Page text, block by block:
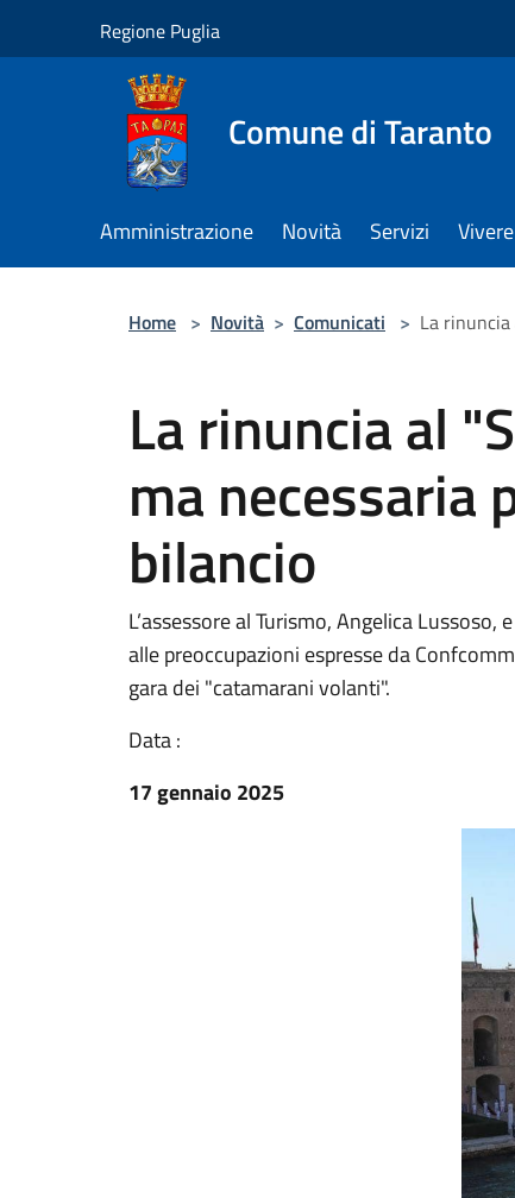
Regione Puglia
Comune di Taranto
Amministrazione Novità Servizi
Home > Novità > Comunicati > La
La rinuncia al
ma necessaria
bilancio
L’assessore al Turismo, Angelica
alle preoccupazioni espresse da
gara dei "catamarani volanti".
Data :
17 gennaio 2025